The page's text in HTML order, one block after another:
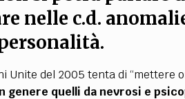
nelle c.d.
Unite del 2005 tenta di “mettere
quelli da nevrosi e